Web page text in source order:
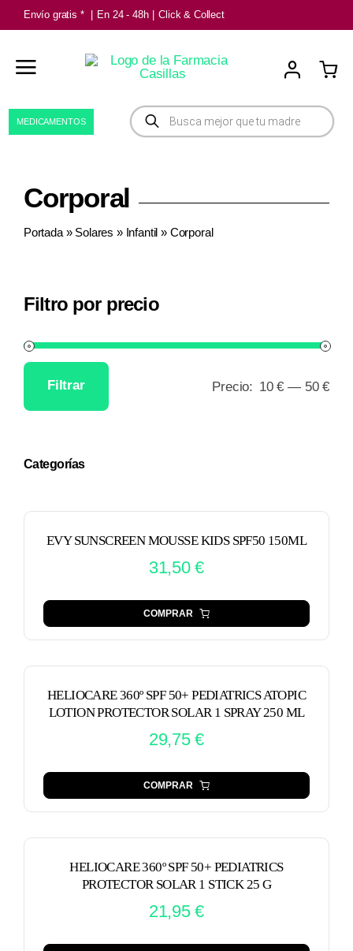
Saltar
al
contenido
Envío gratis * En 24 - 48h Click & Collect
Búsqueda
de
productos
MEDICAMENTOS
Corporal
Portada» Solares » Infantil » Corporal
Filtro por precio
Filtrar Precio: 10 € — 50 €
Categorías
EVY SUNSCREEN MOUSSE KIDS SPF50 150ML
31,50€
COMPRAR
HELIOCARE 360º SPF 50+ PEDIATRICS ATOPIC
LOTION PROTECTOR SOLAR 1 SPRAY 250 ML
29,75€
COMPRAR
HELIOCARE 360º SPF 50+ PEDIATRICS
PROTECTOR SOLAR 1 STICK 25 G
21,95€